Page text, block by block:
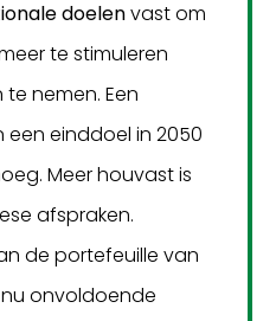
doelenvast om
te stimuleren
nemen. Een
een einddoel in 2050
Meer houvast is
afspraken.
de portefeuille van
onvoldoende